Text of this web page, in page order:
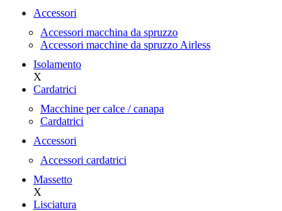
Accessori
Accessori macchina da spruzzo
Accessori macchine da spruzzo Airless
Isolamento
X
Cardatrici
Macchine per calce / canapa
Cardatrici
Accessori
Accessori cardatrici
Massetto
X
Lisciatura